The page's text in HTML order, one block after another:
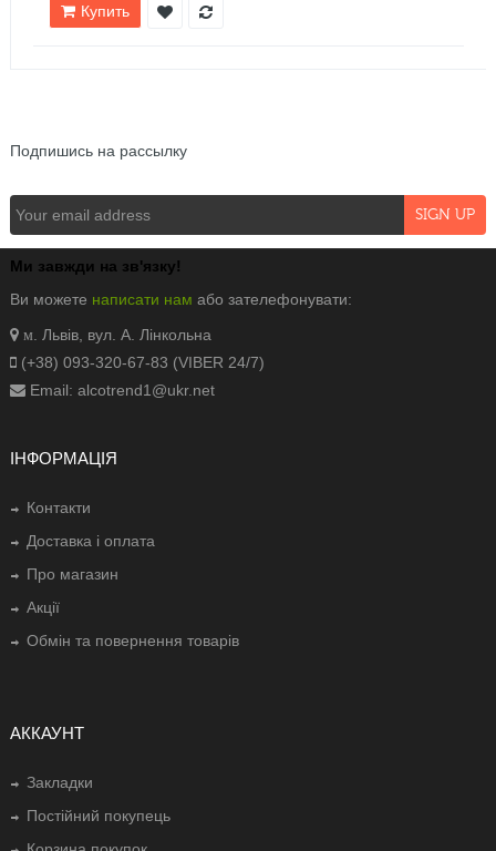
Купить
Подпишись на рассылку
Ми завжди на зв'язку!
Ви можете написати нам або зателефонувати:
м
. Львів, вул. А. Лінкольна
(+38) 093-320-67-83 (VIBER 24/7)
Email: alcotrend1@ukr.net
ІНФОРМАЦІЯ
Контакти
Доставка і оплата
Про магазин
Акції
Обмін та повернення товарів
АККАУНТ
Закладки
Постійний покупець